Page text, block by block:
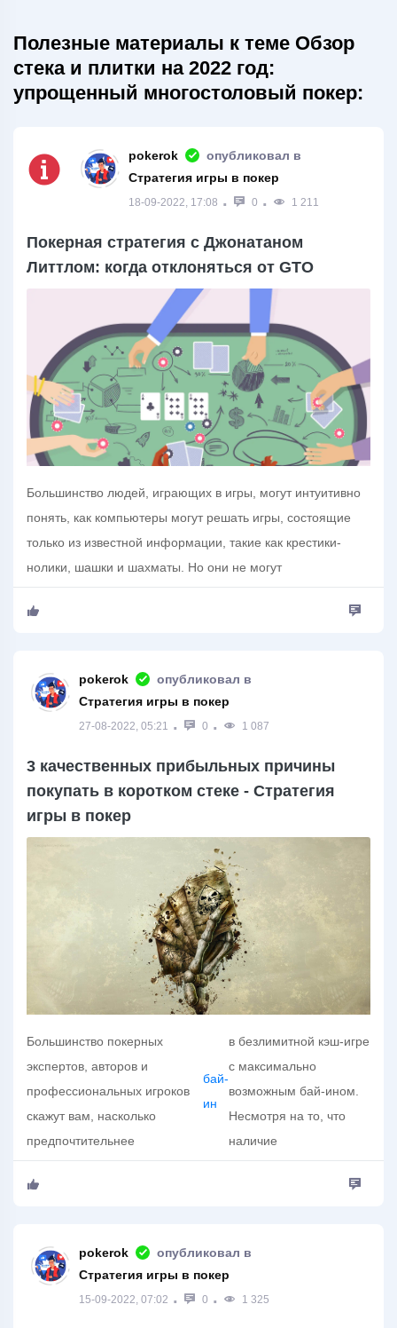
Полезные материалы к теме Обзор
стека и плитки на 2022 год:
упрощенный многостоловый покер:
pokerok
опубликовал в
Стратегия игры в покер
18-09-2022, 17:08 0 1 211
Покерная стратегия с Джонатаном
Литтлом: когда отклоняться от GTO
Большинство людей, играющих в игры, могут интуитивно
понять, как компьютеры могут решать игры, состоящие
только из известной информации, такие как крестики-
нолики, шашки и шахматы. Но они не могут
pokerok
опубликовал в
Стратегия игры в покер
27-08-2022, 05:21 0 1 087
3 качественных прибыльных причины
покупать в коротком стеке - Стратегия
игры в покер
Большинство покерных
экспертов, авторов и
профессиональных игроков
скажут вам, насколько
предпочтительнее
бай-
ин
в безлимитной кэш-игре
с максимально
возможным бай-ином.
Несмотря на то, что
наличие
pokerok
опубликовал в
Стратегия игры в покер
15-09-2022, 07:02 0 1 325